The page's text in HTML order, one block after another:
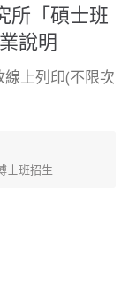
所「碩士班
說明
上列印(不限次
士班招生